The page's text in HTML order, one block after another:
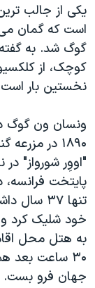
یکی از جالب
است که گمان
گوگ شد. به گفته
کوچک، از
نخستین بار
۱۸۹۰ در
"اووِر شورواز" در
پایتخت فرانسه،
تنها ۳۷
خود شلیک کرد
به هتل محل
۳۰ ساعت بعد
جهان فرو بست.